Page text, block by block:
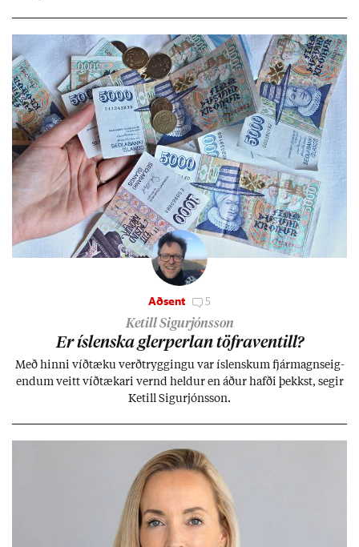
Aðsent 5
Ketill Sigurjónsson
Er ís­lenska glerperl­an töfra­ventill?
Með hinni víð­tæku verð­trygg­ingu var ís­lensk­um fjár­magns­eig­
end­um veitt víð­tæk­ari vernd held­ur en áð­ur hafði þekkst, seg­ir
Ketill Sig­ur­jóns­son.